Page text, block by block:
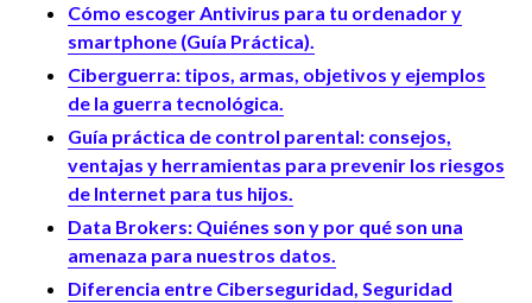
Cómo escoger Antivirus para tu ordenador y
smartphone (Guía Práctica).
Ciberguerra: tipos, armas, objetivos y ejemplos
de la guerra tecnológica.
Guía práctica de control parental: consejos,
ventajas y herramientas para prevenir los riesgos
de Internet para tus hijos.
Data Brokers: Quiénes son y por qué son una
amenaza para nuestros datos.
Diferencia entre Ciberseguridad, Seguridad